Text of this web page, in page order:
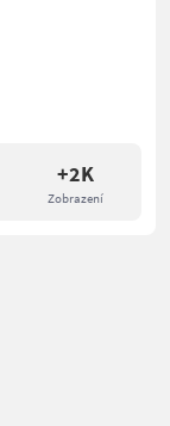
+2K
Zobrazení